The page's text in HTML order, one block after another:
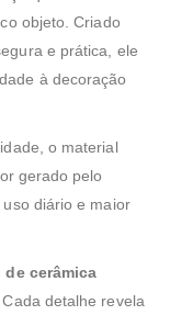
objeto. Criado
e prática, ele
à decoração
o material
gerado pelo
diário e maior
de cerâmica
detalhe revela